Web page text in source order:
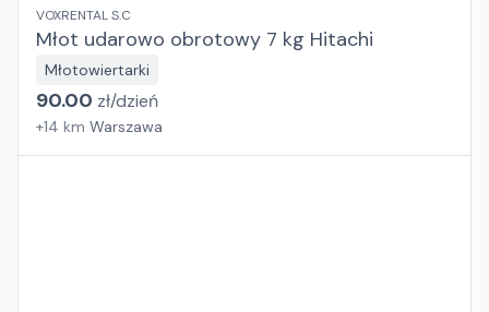
VOXRENTAL S.C
Młot udarowo obrotowy 7 kg Hitachi
Młotowiertarki
90.00 zł/dzień
+14 km Warszawa